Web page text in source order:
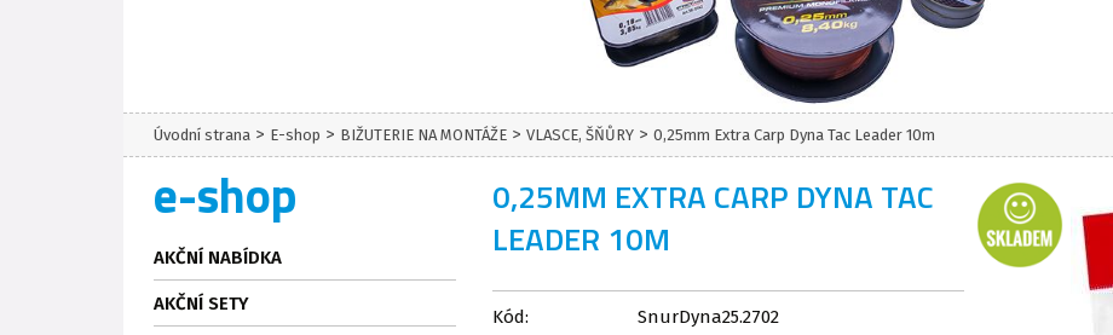
Úvodní strana > E-shop > BIŽUTERIE NA MONTÁŽE > VLASCE, ŠŇŮRY > 0,25mm Extra Carp Dyna Tac Leader 10m
e-shop
AKČNÍ NABÍDKA
AKČNÍ SETY
0,25MM EXTRA CARP DYNA TAC
LEADER 10M
Kód: SnurDyna25.2702